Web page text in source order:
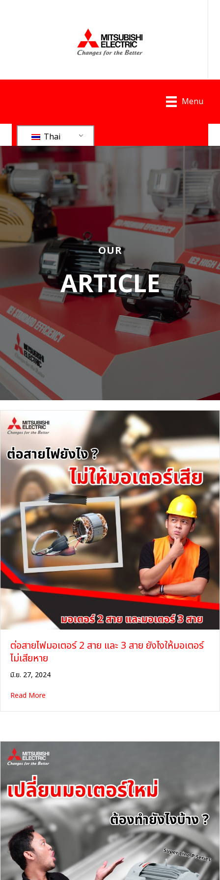
Menu
Thai
OUR
ARTICLE
ต่อสายไฟมอเตอร์ 2 สาย และ 3 สาย ยังไงให้มอเตอร์
ไม่เสียหาย
มิ.ย. 27, 2024
Read More